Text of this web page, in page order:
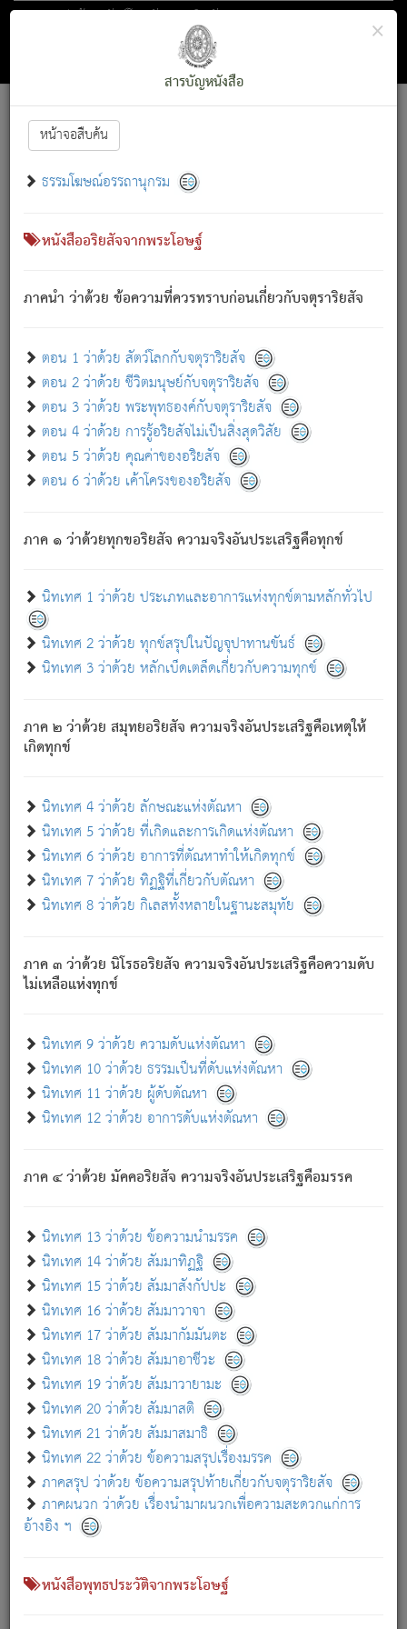
ตอน 1 ว่าด้วย สัตว์โลกกับจตุราริยสัจ
สารบัญ×
สารบัญหนังสือ
หน้าจอสืบค้น
ธรรมโฆษณ์อรรถานุกรม
หนังสืออริยสัจจากพระโอษฐ์
ภาคนำ ว่าด้วย ข้อความที่ควรทราบก่อนเกี่ยวกับจตุราริยสัจ
ตอน 1 ว่าด้วย สัตว์โลกกับจตุราริยสัจ
ตอน 2 ว่าด้วย ชีวิตมนุษย์กับจตุราริยสัจ
ตอน 3 ว่าด้วย พระพุทธองค์กับจตุราริยสัจ
ตอน 4 ว่าด้วย การรู้อริยสัจไม่เป็นสิ่งสุดวิสัย
ตอน 5 ว่าด้วย คุณค่าของอริยสัจ
ตอน 6 ว่าด้วย เค้าโครงของอริยสัจ
ภาค ๑ ว่าด้วยทุกขอริยสัจ ความจริงอันประเสริฐคือทุกข์
นิทเทศ 1 ว่าด้วย ประเภทและอาการแห่งทุกข์ตามหลักทั่วไป
นิทเทศ 2 ว่าด้วย ทุกข์สรุปในปัญจุปาทานขันธ์
นิทเทศ 3 ว่าด้วย หลักเบ็ดเตล็ดเกี่ยวกับความทุกข์
ภาค ๒ ว่าด้วย สมุทยอริยสัจ ความจริงอันประเสริฐคือเหตุให้
เกิดทุกข์
นิทเทศ 4 ว่าด้วย ลักษณะแห่งตัณหา
นิทเทศ 5 ว่าด้วย ที่เกิดและการเกิดแห่งตัณหา
นิทเทศ 6 ว่าด้วย อาการที่ตัณหาทำให้เกิดทุกข์
นิทเทศ 7 ว่าด้วย ทิฏฐิที่เกี่ยวกับตัณหา
นิทเทศ 8 ว่าด้วย กิเลสทั้งหลายในฐานะสมุทัย
ภาค ๓ ว่าด้วย นิโรธอริยสัจ ความจริงอันประเสริฐคือความดับ
ไม่เหลือแห่งทุกข์
นิทเทศ 9 ว่าด้วย ความดับแห่งตัณหา
นิทเทศ 10 ว่าด้วย ธรรมเป็นที่ดับแห่งตัณหา
นิทเทศ 11 ว่าด้วย ผู้ดับตัณหา
นิทเทศ 12 ว่าด้วย อาการดับแห่งตัณหา
ภาค ๔ ว่าด้วย มัคคอริยสัจ ความจริงอันประเสริฐคือมรรค
นิทเทศ 13 ว่าด้วย ข้อความนำมรรค
นิทเทศ 14 ว่าด้วย สัมมาทิฏฐิ
นิทเทศ 15 ว่าด้วย สัมมาสังกัปปะ
นิทเทศ 16 ว่าด้วย สัมมาวาจา
นิทเทศ 17 ว่าด้วย สัมมากัมมันตะ
นิทเทศ 18 ว่าด้วย สัมมาอาชีวะ
นิทเทศ 19 ว่าด้วย สัมมาวายามะ
นิทเทศ 20 ว่าด้วย สัมมาสติ
นิทเทศ 21 ว่าด้วย สัมมาสมาธิ
นิทเทศ 22 ว่าด้วย ข้อความสรุปเรื่องมรรค
ภาคสรุป ว่าด้วย ข้อความสรุปท้ายเกี่ยวกับจตุราริยสัจ
ภาคผนวก ว่าด้วย เรื่องนำมาผนวกเพื่อความสะดวกแก่การ
อ้างอิง ฯ
หนังสือพุทธประวัติจากพระโอษฐ์
Font :15 ]||
สัตว์โลกนี้ เกิดความเดือดร้อนแล้ว มีผัสสะบังหน้า
เขาสำคัญสิ่งใด โดยความเป็นประการใด แต่สิ่งนั้นย่อมเป็น
(ตามที่เป็นจริง) โดยประการอื่นจากที่เขาสำคัญนั้น
สัตว์โลกติดข้องอยู่ในภพ ถูกภพบังหน้าแล้ว มีภพโดยความ
เป็นอย่างอื่น (จากที่มันเป็นอยู่จริง) จึงได้เพลิดเพลินยิ่งนักในภพ
เขาเพลิดเพลินยิ่งนักในสิ่งใด สิ่งนั้นเป็นภัย (ที่เขาไม่รู้จัก)
เขากลัวต่อสิ่งใดสิ่งนั้นเป็นทุกข์
พรหมจรรย์นี้ อันบุคคลย่อมประพฤติ ก็เพื่อการละขาดซึ่ง
ภพ.
สมณะหรือพราหมณ์เหล่าใด กล่าวความหลุดพ้นจากภพว่า
มีได้เพราะภพ เรากล่าวว่า สมณะหรือพราหมณ์ทั้งปวงนั้น
มิใช่ผู้หลดพ้นจากภพ.
ภพ ว่ามีได้เพราะวิภพ[2]: เรากล่าวว่า สมณะหรือพราหมณ์ทั้ง
ปวงนั้น ก็ยังสลัดภพออกไปไม่ได้.
ก็ทุกข์นี้มีขึ้น เพราะอาศัยซึ่งอุปธิทั้งปวง.
เพราะความสิ้นไปแห่งอุปาทานทั้งปวง ความเกิดขึ้นแห่ง
ทุกข์จึงไม่มี.
ท่านจงดูโลกนี้เถิด (จะเห็นว่า) สัตว์ทั้งหลายอันอวิชาหนา
แน่นบังหนาแล้ว; และว่า สัตว์ผู้ยินดีในภพอันเป็นแล้วนั้น ย่อม
อันเป็นไปในที่หรือเวลาทั้งปวง[3]เพื่อความมีแห่งประโยชน์โดย
ประการทั้งปวง; ภพทั้งหลายทั้งหมดนั้น ไม่เที่ยง เป็นทุกข์ มี
ความแปรปรวนเป็นธรรมดา.
อย่างนี้อยู่; เขาย่อมละภวตัณหาได้ และไม่เพลิดเพลินวิภวตัณหา
ด้วย.
ความดับเพราะความสำรอกไม่เหลือ (แห่งภพทั้งหลาย)
เพราะความสิ้นไปแห่งตัณหาโดยประการทั้งปวง นั้นคือ
นิพพาน.
ภพใหม่ย่อมไม่มีแก่ภิกษุนั้น ผู้ดับเย็นสนิทแล้ว เพราะไม่มี
ภิกษุนั้น เป็นผู้ครอบงำมารได้แล้ว ชนะสงครามแล้ว ก้าวล่วง
ภพทั้งหลายทั้งปวงได้แล้ว เป็นผู้คงที่ (คือไม่เปลี่ยนแปลงอีกต่อ
- อุ.ขุ. ๒๕/๑๒๑/๘๔.
(ข้อความนี้ เป็นพระพุทธอุทานที่ทรงเปล่งออก ที่โคนต้นโพธิ์
เป็นที่ตรัสรู้ เมื่อตรัสรู้แล้วได้ 7 วัน)
เกี่ยวกับธรรมโฆษณ์ออนไลน์ (Disclaimer)
แม้ระบบ "ธรรมโฆษณ์ออนไลน์" พยายามปรับปรุงข้อมูลให้ถูกต้องมากที่สุด
ผู้ศึกษาก็พึงตรวจสอบกับตัวเล่มหนังสือต้นฉบับ ที่มีการพิมพ์ครั้งล่าสุด
ก่อนนำข้อมูลไปใช้ในการอ้างอิง"
เกี่ยวกับอัตถจารี|เกี่ยวกับการพัฒนา|แจ้งข้อผิดพลาด / แนะนำ
หนังสือที่เกี่ยวข้อง